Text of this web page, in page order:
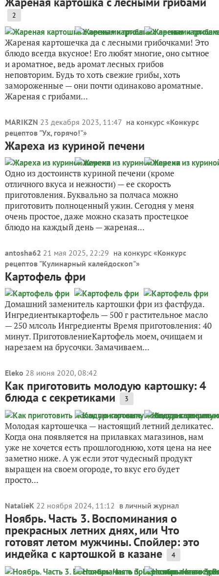
2
Жареная картошечка да с лесными грибочками! Это
блюдо всегда вкусное! Его любят многие, оно сытное
и ароматное, ведь аромат лесных грибов
неповторим. Будь то хоть свежие грибы, хоть
замороженные — они почти одинаково ароматные.
Жареная с грибами...
MARIKZN 23 декабря 2023, 11:47 на конкурс «Конкурс
рецептов "Ух, горячо!"»
Жареха из куриной печени
Одно из достоинств куриной печени (кроме
отличного вкуса и нежности) — ее скорость
приготовления. Буквально за полчаса можно
приготовить полноценный ужин. Сегодня у меня
очень простое, даже можно сказать простецкое
блюдо на каждый день — жареная...
antosha62 21 мая 2025, 22:29 на конкурс «Конкурс
рецептов "Кулинарный калейдоскоп"»
Картофель фри
Домашний заменитель картошки фри из фастфуда.
Ингредиентыкартофель — 500 г растительное масло
— 250 млсоль Ингредиенты Время приготовления: 40
минут. ПриготовлениеКартофель моем, очищаем и
нарезаем на брусочки. Замачиваем...
Eleko 28 июня 2020, 08:42
Как приготовить молодую картошку: 4
блюда с секретиками 3
Молодая картошечка — настоящий летний деликатес.
Когда она появляется на прилавках магазинов, нам
уже не хочется есть прошлогоднюю, хотя цена на нее
заметно ниже. А уж если этот чудесный продукт
выращен на своем огороде, то вкус его будет
просто...
NatalieK 22 ноября 2024, 11:12 в личный журнал
Ноябрь. Часть 3. Воспоминания о
прекрасных летних днях, или Что
готовят летом мужчины. Спойлер: это
индейка с картошкой в казане 4